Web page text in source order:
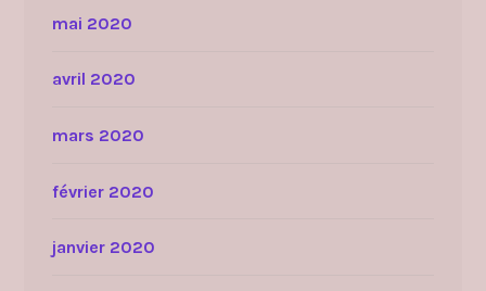
mai 2020
avril 2020
mars 2020
février 2020
janvier 2020